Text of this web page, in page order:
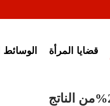
قضايا المرأة
الوسائط
إسماعيل: الدين الخارجي لن يزيد عن 25%من الناتج